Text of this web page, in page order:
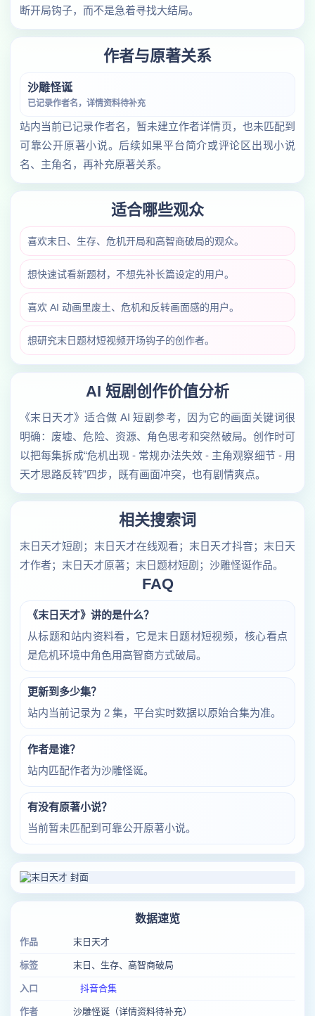
断开局钩子，而不是急着寻找大结局。
作者与原著关系
沙雕怪诞
已记录作者名，详情资料待补充
站内当前已记录作者名，暂未建立作者详情页，也未匹配到
可靠公开原著小说。后续如果平台简介或评论区出现小说
名、主角名，再补充原著关系。
适合哪些观众
喜欢末日、生存、危机开局和高智商破局的观众。
想快速试看新题材，不想先补长篇设定的用户。
喜欢 AI 动画里废土、危机和反转画面感的用户。
想研究末日题材短视频开场钩子的创作者。
AI 短剧创作价值分析
《末日天才》适合做 AI 短剧参考，因为它的画面关键词很
明确：废墟、危险、资源、角色思考和突然破局。创作时可
以把每集拆成“危机出现 - 常规办法失效 - 主角观察细节 - 用
天才思路反转”四步，既有画面冲突，也有剧情爽点。
相关搜索词
末日天才短剧；末日天才在线观看；末日天才抖音；末日天
才作者；末日天才原著；末日题材短剧；沙雕怪诞作品。
FAQ
《末日天才》讲的是什么？
从标题和站内资料看，它是末日题材短视频，核心看点
是危机环境中角色用高智商方式破局。
更新到多少集？
站内当前记录为 2 集，平台实时数据以原始合集为准。
作者是谁？
站内匹配作者为沙雕怪诞。
有没有原著小说？
当前暂未匹配到可靠公开原著小说。
数据速览
作品 末日天才
标签 末日、生存、高智商破局
入口 抖音合集
作者 沙雕怪诞（详情资料待补充）